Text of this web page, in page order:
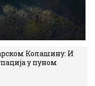
Колашину: И
у пуном